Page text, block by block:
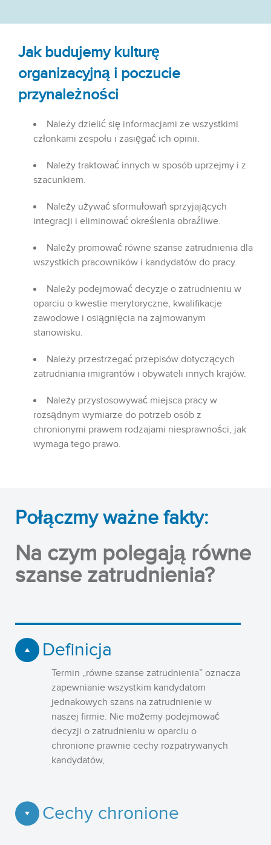
Jak budujemy kulturę
organizacyjną i poczucie
przynależności
Należy dzielić się informacjami ze wszystkimi
członkami zespołu i zasięgać ich opinii.
Należy traktować innych w sposób uprzejmy i z
szacunkiem.
Należy używać sformułowań sprzyjających
integracji i eliminować określenia obraźliwe.
Należy promować równe szanse zatrudnienia dla
wszystkich pracowników i kandydatów do pracy.
Należy podejmować decyzje o zatrudnieniu w
oparciu o kwestie merytoryczne, kwalifikacje
zawodowe i osiągnięcia na zajmowanym
stanowisku.
Należy przestrzegać przepisów dotyczących
zatrudniania imigrantów i obywateli innych krajów.
Należy przystosowywać miejsca pracy w
rozsądnym wymiarze do potrzeb osób z
chronionymi prawem rodzajami niesprawności, jak
wymaga tego prawo.
Połączmy ważne fakty:
Na czym polegają równe
szanse zatrudnienia?
Definicja
Termin „równe szanse zatrudnienia” oznacza
zapewnianie wszystkim kandydatom
jednakowych szans na zatrudnienie w
naszej firmie. Nie możemy podejmować
decyzji o zatrudnieniu w oparciu o
chronione prawnie cechy rozpatrywanych
kandydatów,
Cechy chronione